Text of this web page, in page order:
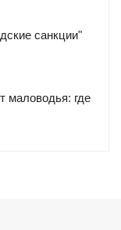
санкции"
маловодья: где